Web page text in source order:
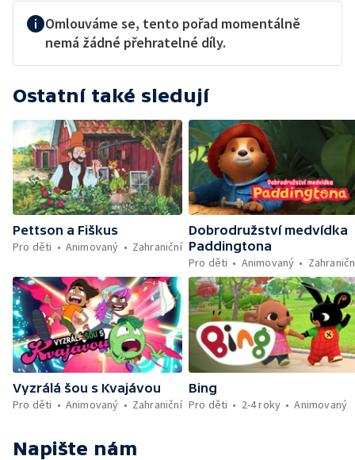
Omlouváme se, tento pořad momentálně
nemá žádné přehratelné díly.
Ostatní také sledují
Pettson a Fiškus
Pro děti
Animovaný Zahraniční
Dobrodružství medvídka
Paddingtona
Pro děti
Animovaný
Vyzrálá šou s Kvajávou
Pro děti
Animovaný Zahraniční
Bing
Pro děti
2-4 roky Animovaný
Napište nám